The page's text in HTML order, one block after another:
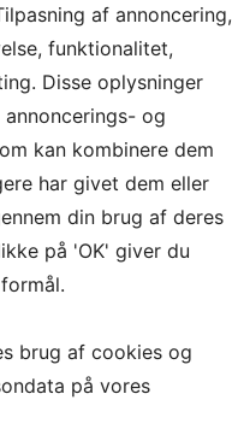
af annoncering,
funktionalitet,
Disse oplysninger
og
kan kombinere dem
har givet dem eller
din brug af deres
på 'OK' giver du
brug af cookies og
på vores